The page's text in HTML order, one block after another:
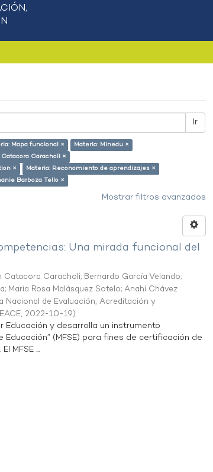
Ir
Mapa funcional ×
Materia: Minedu ×
Caracholi ×
×
Materia: Reconomiento de aprendizajes ×
Barboza Tello ×
Mostrar filtros avanzados
Una mirada funcional del
Catacora Caracholi; Bernardo García Velando;
; María Rosa Malásquez Sotelo;Anahí Chávez
Nacional de Evaluación, Acreditación y
, 2022-10-19)
y desarrolla un instrumento
Educación” (MFSE) para fines de certificación de
MFSE ...